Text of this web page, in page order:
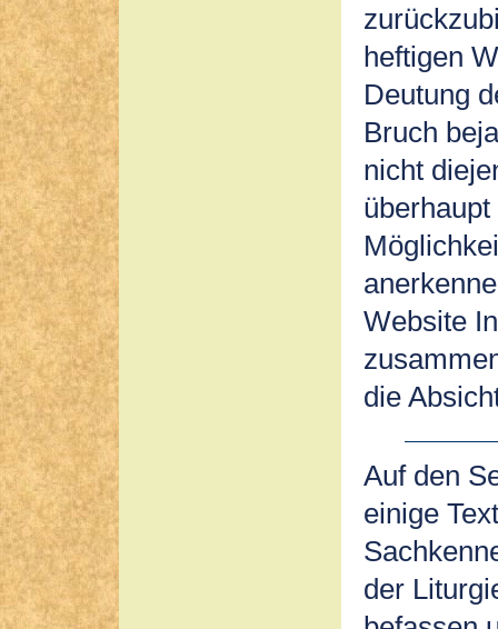
heftigen
Deutung
Bruch
nicht
Website
die
Auf den
einige
der